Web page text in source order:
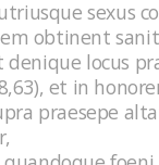
sexus
obtinent
denique locus
et in
praesepe